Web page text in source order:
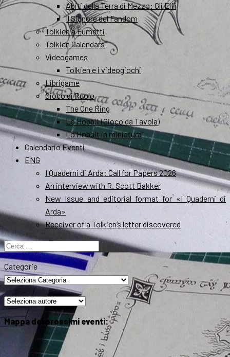
Abiti della Terra di Mezzo: Gli Elfi
Il Signore del Fandom
Tolkien a Fumetti
Tolkien Calendars
Videogames
Tolkien e i videogiochi
Librigame
Gioco di Ruolo
The One Ring
Lo Hobbit (Gioco da Tavola)
Lo Hobbit in miniatura
Calendario Eventi
ENG
I Quaderni di Arda: Call for Papers 2026
An interview with R. Scott Bakker
New Issue and editorial format for «I Quaderni di
Arda»
Receiver of a Tolkien’s letter discovered
Ricerca
per:
Categorie
Mappa dei prossimi eventi: